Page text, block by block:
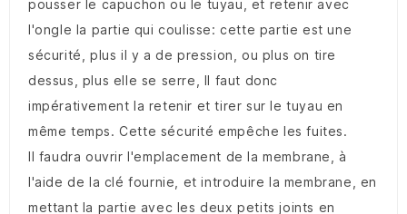
pousser le capuchon ou le tuyau, et retenir avec
l'ongle la partie qui coulisse: cette partie est une
sécurité, plus il y a de pression, ou plus on tire
dessus, plus elle se serre, Il faut donc
impérativement la retenir et tirer sur le tuyau en
même temps. Cette sécurité empêche les fuites.
Il faudra ouvrir l'emplacement de la membrane, à
l'aide de la clé fournie, et introduire la membrane, en
mettant la partie avec les deux petits joints en